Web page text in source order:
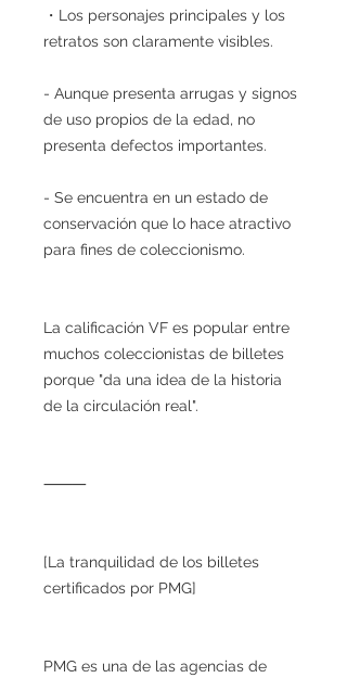
・Los personajes principales y los
retratos son claramente visibles.
- Aunque presenta arrugas y signos
de uso propios de la edad, no
presenta defectos importantes.
- Se encuentra en un estado de
conservación que lo hace atractivo
para fines de coleccionismo.
La calificación VF es popular entre
muchos coleccionistas de billetes
porque "da una idea de la historia
de la circulación real".
⸻
[La tranquilidad de los billetes
certificados por PMG]
PMG es una de las agencias de